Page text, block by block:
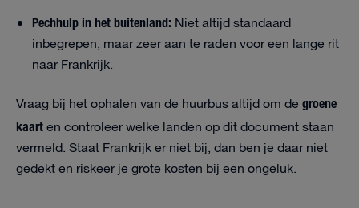
Pechhulp in het buitenland: Niet altijd standaard
inbegrepen, maar zeer aan te raden voor een lange rit
naar Frankrijk.
Vraag bij het ophalen van de huurbus altijd om de groene
kaarten controleer welke landen op dit document staan
vermeld. Staat Frankrijk er niet bij, dan ben je daar niet
gedekt en riskeer je grote kosten bij een ongeluk.